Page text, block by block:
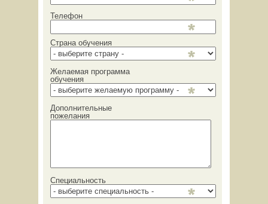
Телефон
Страна обучения
Желаемая программа
обучения
Дополнительные
пожелания
Специальность